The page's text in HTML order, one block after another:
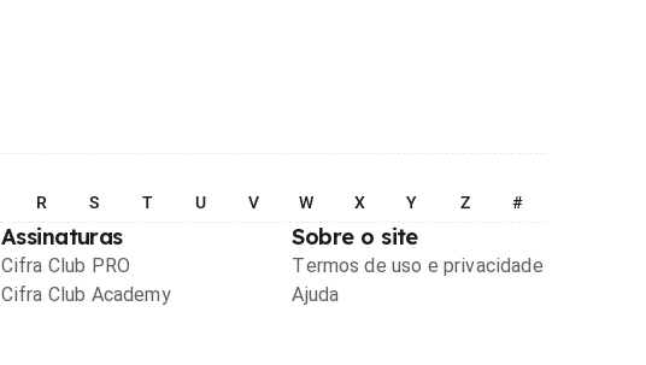
R S T U V W X Y Z #
Assinaturas
Cifra Club PRO
Cifra Club Academy
Sobre o site
Termos de uso e privacidade
Ajuda